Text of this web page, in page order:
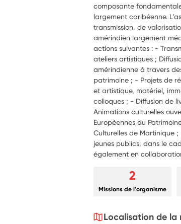
composante
largement caribéenne.
transmission, de
amérindien largement
actions suivantes : -
ateliers artistiques ;
amérindienne à travers
patrimoine ; - Projets de
et artistique, matériel,
colloques ; - Diffusion de
Animations culturelles
Européennes du
Culturelles de Martinique
jeunes publics, dans le
également en
2
Missions de l'organisme
Localisation de la